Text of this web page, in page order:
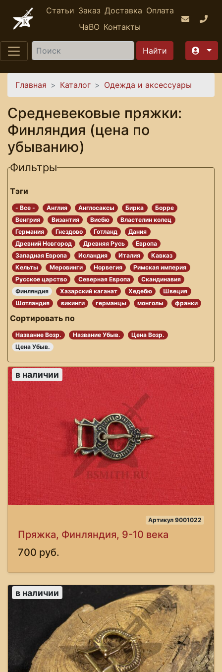
Перейти к основному содержанию
Статьи Заказ Доставка Оплата
ЧаВО Контакты
Найти
Вы здесь
Главная Каталог Одежда и аксессуары
Средневековые пряжки:
Финляндия (цена по
убыванию)
Фильтры
Тэги
- Все - Англия Англосаксы Бирка
Борре
Венгрия
Византия Висбю
Властелин колец
Германия
Гнездово Готланд
Дания
Древний Новгород
Древняя Русь
Европа
Западная Европа
Исландия Италия
Кавказ
Кельты
Меровинги Норвегия
Римская империя
Русское царство
Северная Европа
Скандинавия
Финляндия
Хазарский каганат Хедебю
Швеция
Шотландия
викинги германцы монголы франки
Сортировать по
Название Возр. Название Убыв.
Цена Возр.
Цена Убыв.
в наличии
Артикул 9001022
Пряжка, Финляндия, 9-10 века
700 руб.
в наличии